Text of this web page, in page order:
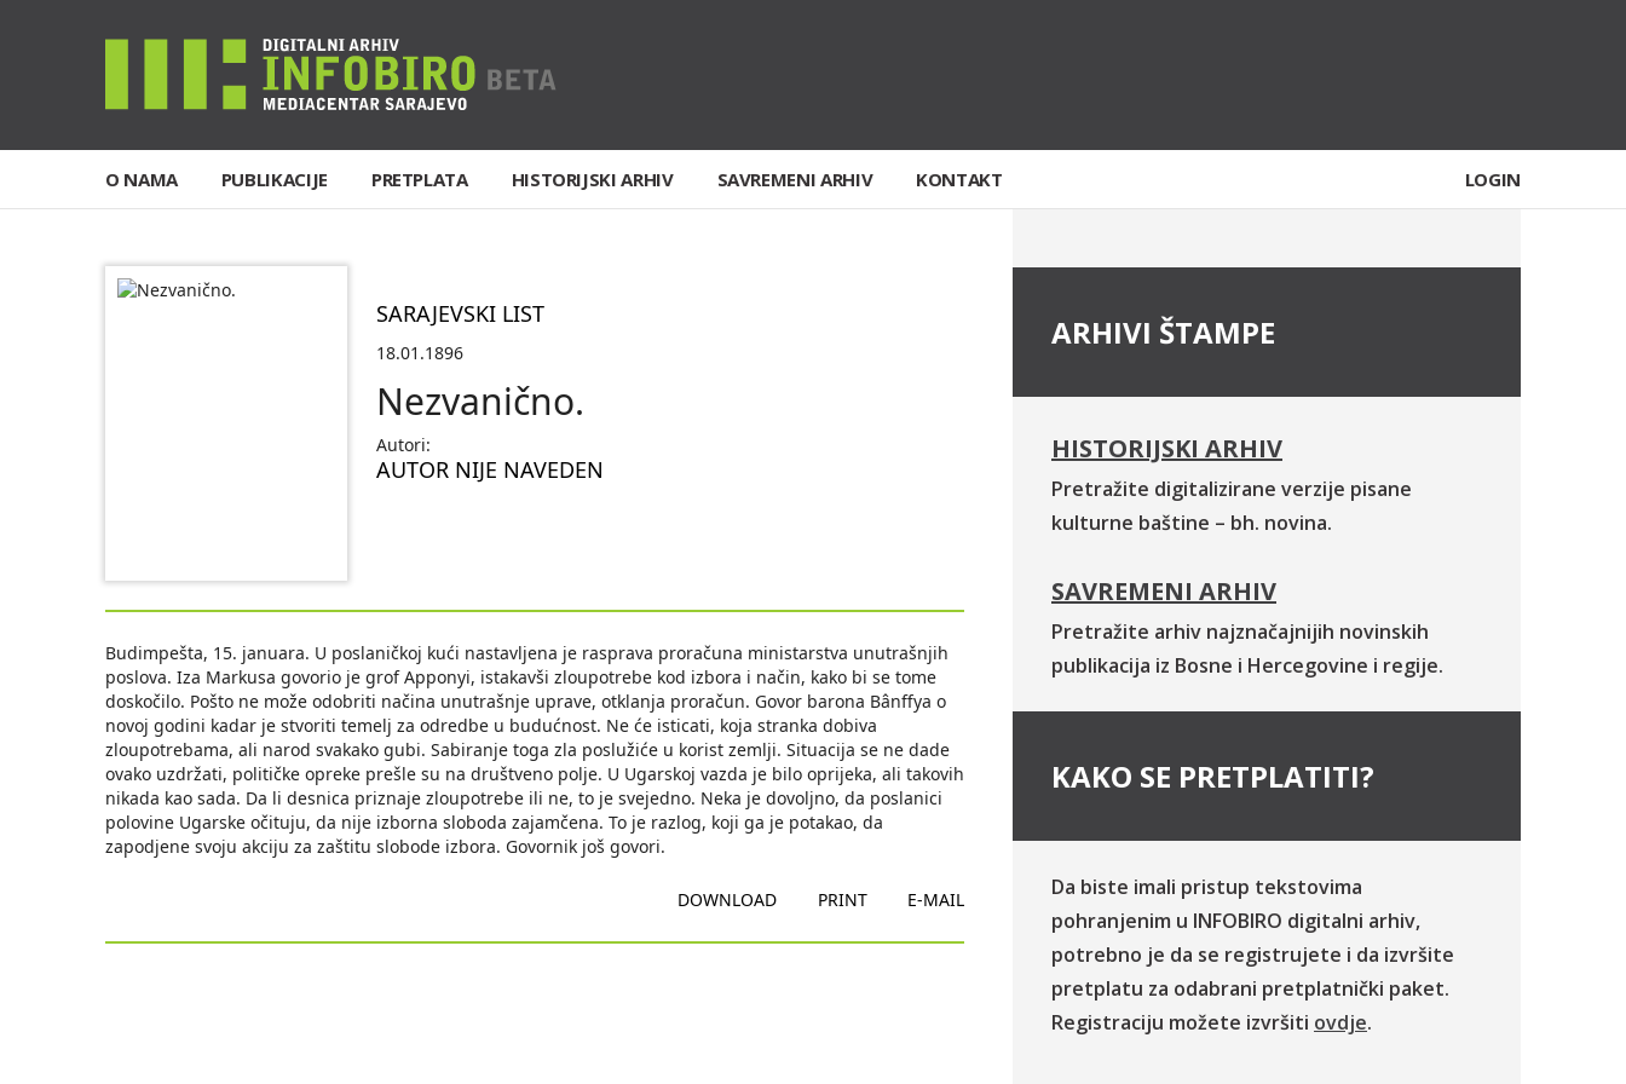
O NAMA PUBLIKACIJE PRETPLATA HISTORIJSKI ARHIV SAVREMENI ARHIV KONTAKT LOGIN
SARAJEVSKI LIST
18.01.1896
Nezvanično.
Autori:
AUTOR NIJE NAVEDEN
Budimpešta, 15. januara. U poslaničkoj kući nastavljena je rasprava proračuna ministarstva unutrašnjih
poslova. Iza Markusa govorio je grof Apponyi, istakavši zloupotrebe kod izbora i način, kako bi se tome
doskočilo. Pošto ne može odobriti načina unutrašnje uprave, otklanja proračun. Govor barona Bânffya o
novoj godini kadar je stvoriti temelj za odredbe u budućnost. Ne će isticati, koja stranka dobiva
zloupotrebama, ali narod svakako gubi. Sabiranje toga zla poslužiće u korist zemlji. Situacija se ne dade
ovako uzdržati, političke opreke prešle su na društveno polje. U Ugarskoj vazda je bilo oprijeka, ali takovih
nikada kao sada. Da li desnica priznaje zloupotrebe ili ne, to je svejedno. Neka je dovoljno, da poslanici
polovine Ugarske očituju, da nije izborna sloboda zajamčena. To je razlog, koji ga je potakao, da
zapodjene svoju akciju za zaštitu slobode izbora. Govornik još govori.
DOWNLOAD PRINT E-MAIL
ARHIVI ŠTAMPE
HISTORIJSKI ARHIV
Pretražite digitalizirane verzije pisane
kulturne baštine – bh. novina.
SAVREMENI ARHIV
Pretražite arhiv najznačajnijih novinskih
publikacija iz Bosne i Hercegovine i regije.
KAKO SE PRETPLATITI?
Da biste imali pristup tekstovima
pohranjenim u INFOBIRO digitalni arhiv,
potrebno je da se registrujete i da izvršite
pretplatu za odabrani pretplatnički paket.
Registraciju možete izvršiti ovdje.